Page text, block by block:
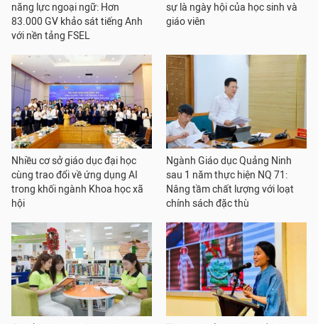
năng lực ngoại ngữ: Hơn
83.000 GV khảo sát tiếng Anh
với nền tảng FSEL
sự là ngày hội của học sinh và
giáo viên
Nhiều cơ sở giáo dục đại học
cùng trao đổi về ứng dụng AI
trong khối ngành Khoa học xã
hội
Ngành Giáo dục Quảng Ninh
sau 1 năm thực hiện NQ 71:
Nâng tầm chất lượng với loạt
chính sách đặc thù